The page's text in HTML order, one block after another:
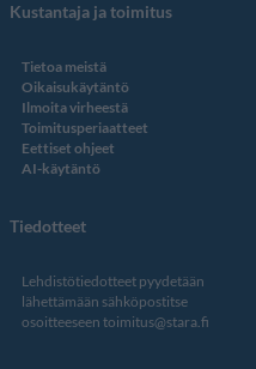
Kustantaja ja toimitus
Tietoa meistä
Oikaisukäytäntö
Ilmoita virheestä
Toimitusperiaatteet
Eettiset ohjeet
AI-käytäntö
Tiedotteet
Lehdistötiedotteet pyydetään
lähettämään sähköpostitse
osoitteeseen toimitus@stara.fi